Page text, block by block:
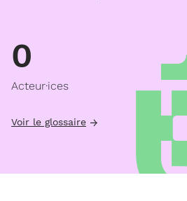
0
Acteur·ices
Voir le glossaire